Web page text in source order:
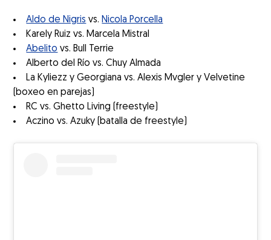
Aldo de Nigris vs. Nicola Porcella
Karely Ruiz vs. Marcela Mistral
Abelito vs. Bull Terrie
Alberto del Río vs. Chuy Almada
La Kyliezz y Georgiana vs. Alexis Mvgler y Velvetine
(boxeo en parejas)
RC vs. Ghetto Living (freestyle)
Aczino vs. Azuky (batalla de freestyle)